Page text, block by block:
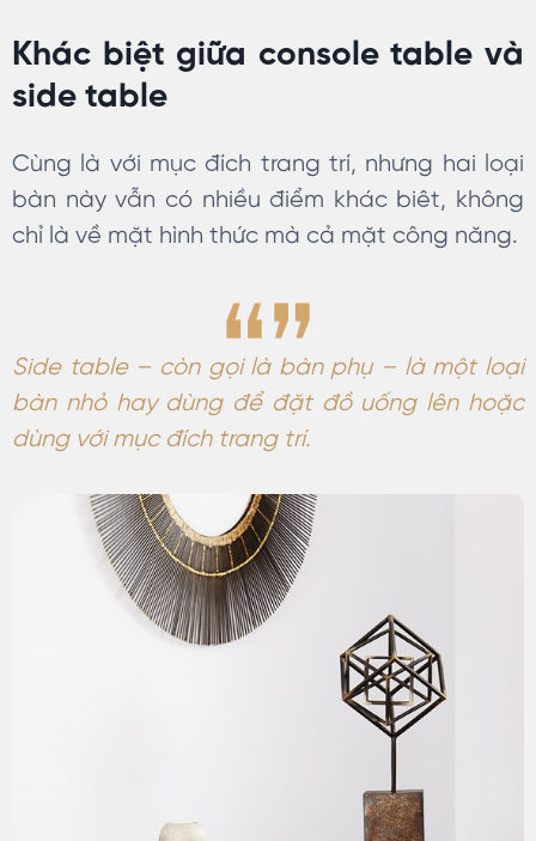
Khác biệt giữa console table và
side table
Cùng là với mục đích trang trí, nhưng hai loại
bàn này vẫn có nhiều điểm khác biêt, không
chỉ là về mặt hình thức mà cả mặt công năng.
Side table – còn gọi là bàn phụ – là một loại
bàn nhỏ hay dùng để đặt đồ uống lên hoặc
dùng với mục đích trang trí.